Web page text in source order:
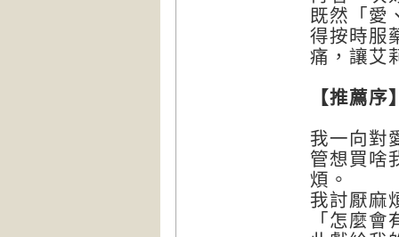
既然「愛
得按時服
痛，讓艾
【推薦序
我一向對
管想買啥
煩。
我討厭麻
「怎麼